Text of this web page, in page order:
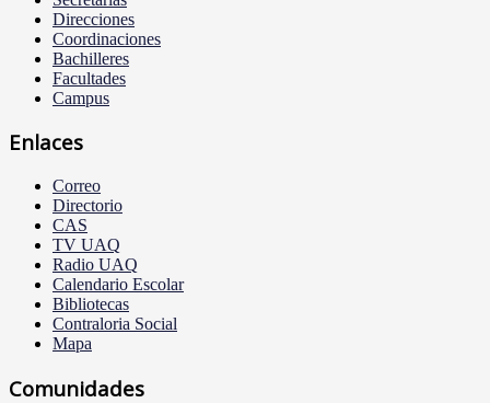
Direcciones
Coordinaciones
Bachilleres
Facultades
Campus
Enlaces
Correo
Directorio
CAS
TV UAQ
Radio UAQ
Calendario Escolar
Bibliotecas
Contraloria Social
Mapa
Comunidades